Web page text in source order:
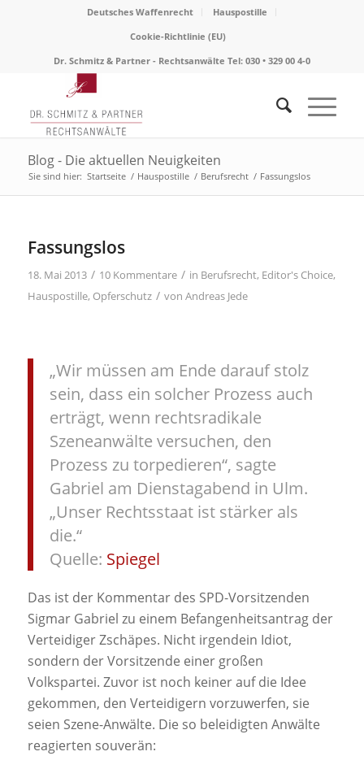
Deutsches Waffenrecht
Hauspostille
Cookie-Richtlinie (EU)
Dr. Schmitz & Partner - Rechtsanwälte Tel: 030 • 329 00 4-0
Blog - Die aktuellen Neuigkeiten
Sie sind hier: Startseite / Hauspostille / Berufsrecht / Fassungslos
Fassungslos
18. Mai 2013 / 10 Kommentare / in Berufsrecht, Editor's Choice,
Hauspostille, Opferschutz / von Andreas Jede
„Wir müssen am Ende darauf stolz
sein, dass ein solcher Prozess auch
erträgt, wenn rechtsradikale
Szeneanwälte versuchen, den
Prozess zu torpedieren“, sagte
Gabriel am Dienstagabend in Ulm.
„Unser Rechtsstaat ist stärker als
die.“
Quelle: Spiegel
Das ist der Kommentar des SPD-Vorsitzenden
Sigmar Gabriel zu einem Befangenheitsantrag der
Verteidiger Zschäpes. Nicht irgendein Idiot,
sondern der Vorsitzende einer großen
Volkspartei. Zuvor ist noch keiner auf die Idee
gekommen, den Verteidigern vorzuwerfen, sie
seien Szene-Anwälte. Die so beleidigten Anwälte
reagierten souverän: